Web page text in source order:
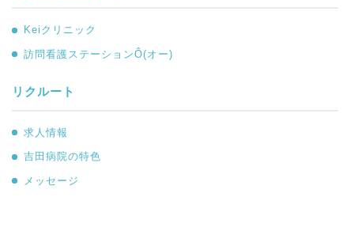
Keiクリニック
訪問看護ステーションÔ(オー)
リクルート
求人情報
吉田病院の特色
メッセージ